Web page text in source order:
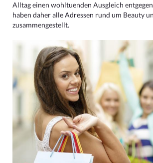
Alltag einen wohltuenden Ausgleich
haben daher alle Adressen rund um Beauty
zusammengestellt.